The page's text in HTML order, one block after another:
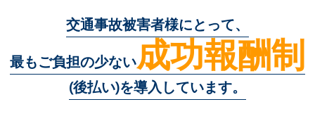
交通事故被害者様にとって、
最もご負担の少ない成功報酬制
(後払い)を導入しています。